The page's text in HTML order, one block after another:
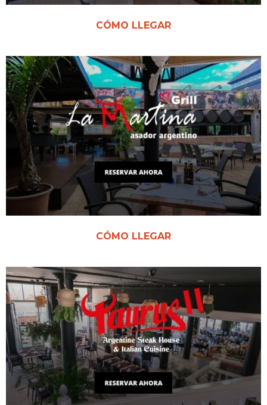
CÓMO LLEGAR
CÓMO LLEGAR